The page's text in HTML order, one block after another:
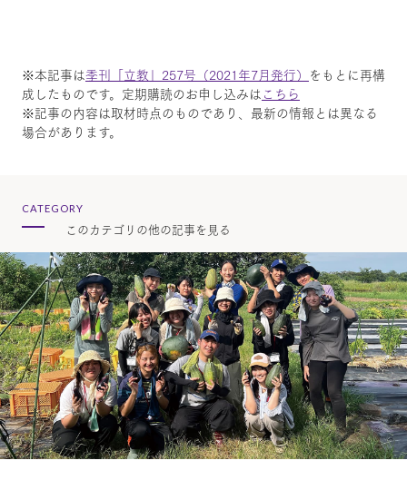
※本記事は季刊「立教」257号（2021年7月発行） をもとに再構
成したものです。定期購読のお申し込みはこちら
※記事の内容は取材時点のものであり、最新の情報とは異なる
場合があります。
CATEGORY
このカテゴリの他の記事を見る